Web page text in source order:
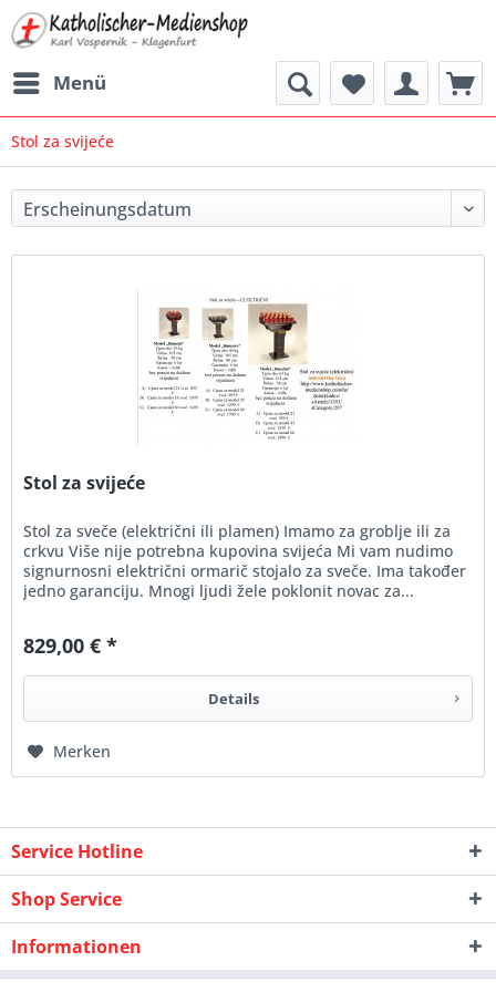
Menü
Stol za svijeće
Stol za svijeće
Stol za sveče (električni ili plamen) Imamo za groblje ili za
crkvu Više nije potrebna kupovina svijeća Mi vam nudimo
signurnosni električni ormarič stojalo za sveče. Ima također
jedno garanciju. Mnogi ljudi žele poklonit novac za...
829,00 € *
Details
Merken
Service Hotline
Shop Service
Informationen